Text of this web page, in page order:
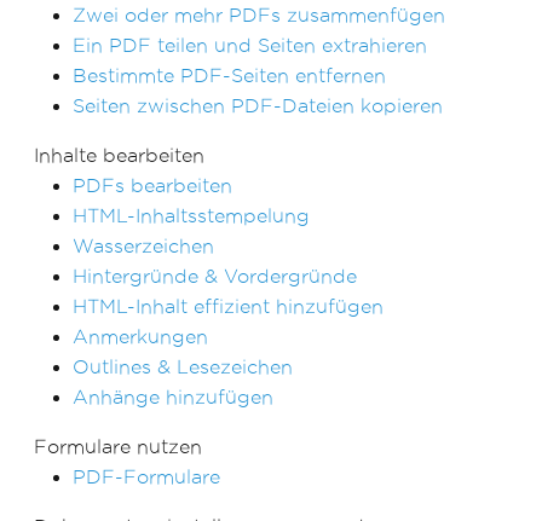
Zwei oder mehr PDFs zusammenfügen
Ein PDF teilen und Seiten extrahieren
Bestimmte PDF-Seiten entfernen
Seiten zwischen PDF-Dateien kopieren
Inhalte bearbeiten
PDFs bearbeiten
HTML-Inhaltsstempelung
Wasserzeichen
Hintergründe & Vordergründe
HTML-Inhalt effizient hinzufügen
Anmerkungen
Outlines & Lesezeichen
Anhänge hinzufügen
Formulare nutzen
PDF-Formulare